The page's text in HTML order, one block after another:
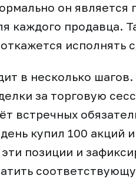
он является
каждого продавца.
исполнять
в несколько
за торговую
встречных
купил 100 акций
эти позиции и